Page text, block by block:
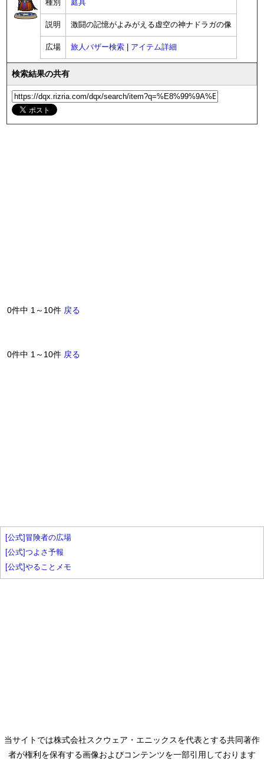
種別 庭具
説明 激闘の記憶がよみがえる虚空の神ナドラガの像
広場 旅人バザー検索 アイテム詳細
検索結果の共有
0件中 1～10件 戻る
0件中 1～10件 戻る
[公式]冒険者の広場
[公式]つよさ予報
[公式]やることメモ
当サイトでは株式会社スクウェア・エニックスを代表とする共同著作
者が権利を保有する画像およびコンテンツを一部引用しております